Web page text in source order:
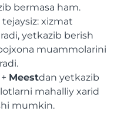
bermasa ham.
xizmat
yetkazib berish
muammolarini
Meestdan yetkazib
mahalliy xarid
mumkin.